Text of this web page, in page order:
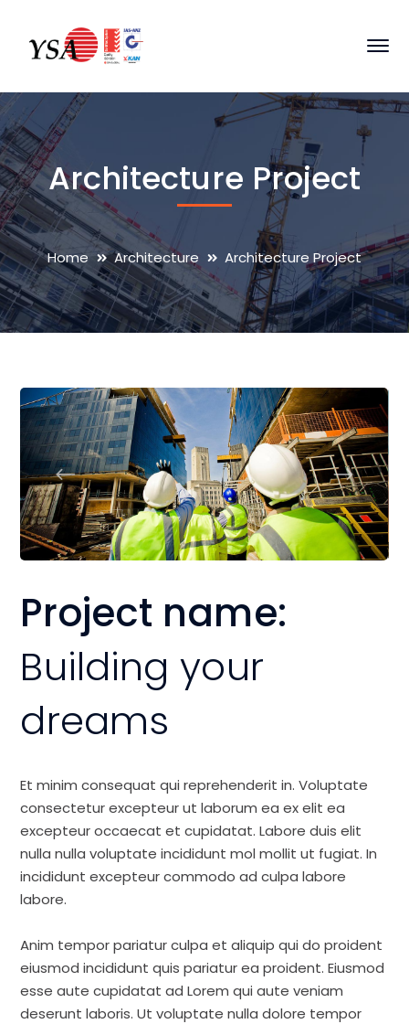
Architecture Project
Home Architecture Architecture Project
Project name:
Building your
dreams
Et minim consequat qui reprehenderit in. Voluptate
consectetur excepteur ut laborum ea ex elit ea
excepteur occaecat et cupidatat. Labore duis elit
nulla nulla voluptate incididunt mol mollit ut fugiat. In
incididunt excepteur commodo ad culpa labore
labore.
Anim tempor pariatur culpa et aliquip qui do proident
eiusmod incididunt quis pariatur ea proident. Eiusmod
esse aute cupidatat ad Lorem qui aute veniam
deserunt laboris. Ut voluptate nulla dolore tempor